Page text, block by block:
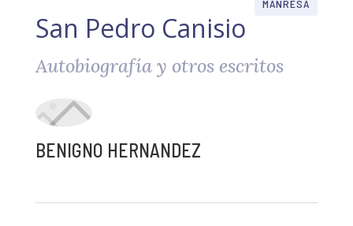
MANRESA
San Pedro Canisio
Autobiografía y otros escritos
BENIGNO HERNANDEZ